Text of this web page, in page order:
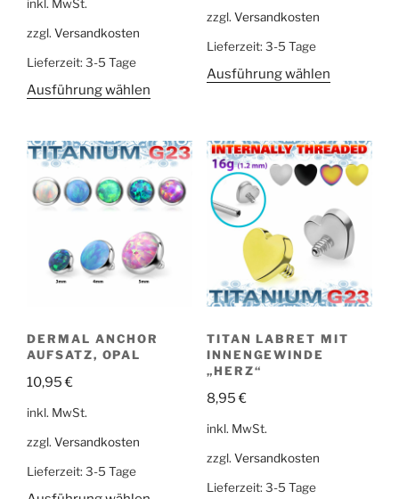
inkl. MwSt.
zzgl. Versandkosten
Lieferzeit: 3-5 Tage
Ausführung wählen
zzgl. Versandkosten
Lieferzeit: 3-5 Tage
Ausführung wählen
DERMAL ANCHOR
AUFSATZ, OPAL
10,95€
inkl. MwSt.
zzgl. Versandkosten
Lieferzeit: 3-5 Tage
TITAN LABRET MIT
INNENGEWINDE
„HERZ“
8,95€
inkl. MwSt.
zzgl. Versandkosten
Lieferzeit: 3-5 Tage